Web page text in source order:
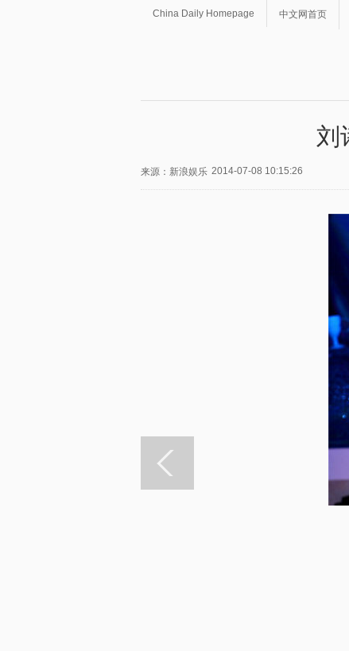
China Daily Homepage 中文网首页
刘
来源：新浪娱乐 2014-07-08 10:15:26